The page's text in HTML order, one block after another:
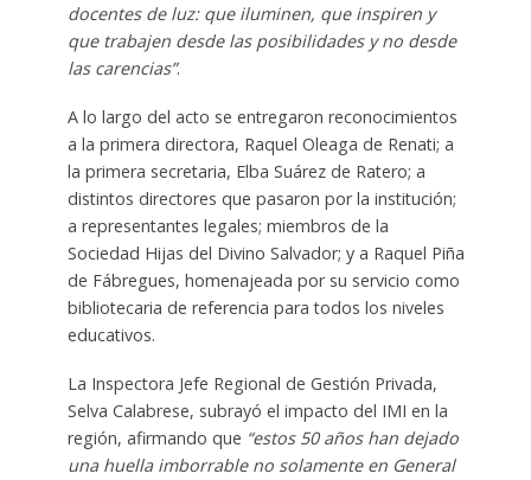
docentes de luz: que iluminen, que inspiren y
que trabajen desde las posibilidades y no desde
las carencias”.
A lo largo del acto se entregaron reconocimientos
a la primera directora, Raquel Oleaga de Renati; a
la primera secretaria, Elba Suárez de Ratero; a
distintos directores que pasaron por la institución;
a representantes legales; miembros de la
Sociedad Hijas del Divino Salvador; y a Raquel Piña
de Fábregues, homenajeada por su servicio como
bibliotecaria de referencia para todos los niveles
educativos.
La Inspectora Jefe Regional de Gestión Privada,
Selva Calabrese, subrayó el impacto del IMI en la
región, afirmando que “estos 50 años han dejado
una huella imborrable no solamente en General